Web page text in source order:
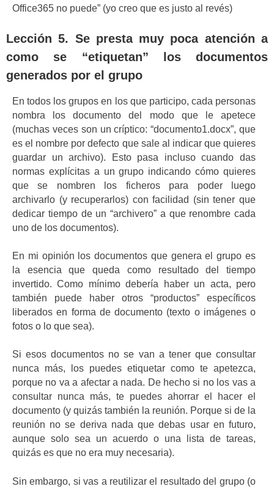
Office365 no puede” (yo creo que es justo al revés)
Lección 5. Se presta muy poca atención a
como se “etiquetan” los documentos
generados por el grupo
En todos los grupos en los que participo, cada personas
nombra los documento del modo que le apetece
(muchas veces son un críptico: “documento1.docx”, que
es el nombre por defecto que sale al indicar que quieres
guardar un archivo). Esto pasa incluso cuando das
normas explícitas a un grupo indicando cómo quieres
que se nombren los ficheros para poder luego
archivarlo (y recuperarlos) con facilidad (sin tener que
dedicar tiempo de un “archivero” a que renombre cada
uno de los documentos).
En mi opinión los documentos que genera el grupo es
la esencia que queda como resultado del tiempo
invertido. Como mínimo debería haber un acta, pero
también puede haber otros “productos” específicos
liberados en forma de documento (texto o imágenes o
fotos o lo que sea).
Si esos documentos no se van a tener que consultar
nunca más, los puedes etiquetar como te apetezca,
porque no va a afectar a nada. De hecho si no los vas a
consultar nunca más, te puedes ahorrar el hacer el
documento (y quizás también la reunión. Porque si de la
reunión no se deriva nada que debas usar en futuro,
aunque solo sea un acuerdo o una lista de tareas,
quizás es que no era muy necesaria).
Sin embargo, si vas a reutilizar el resultado del grupo (o